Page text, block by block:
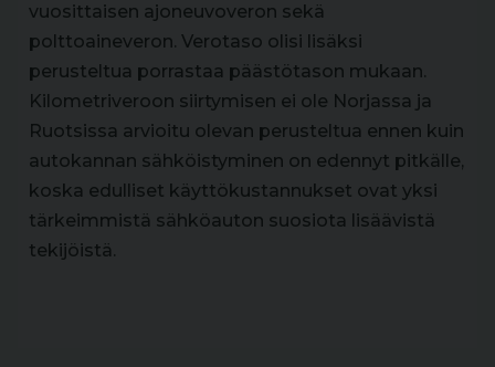
vuosittaisen ajoneuvoveron sekä
polttoaineveron. Verotaso olisi lisäksi
perusteltua porrastaa päästötason mukaan.
Kilometriveroon siirtymisen ei ole Norjassa ja
Ruotsissa arvioitu olevan perusteltua ennen kuin
autokannan sähköistyminen on edennyt pitkälle,
koska edulliset käyttökustannukset ovat yksi
tärkeimmistä sähköauton suosiota lisäävistä
tekijöistä.